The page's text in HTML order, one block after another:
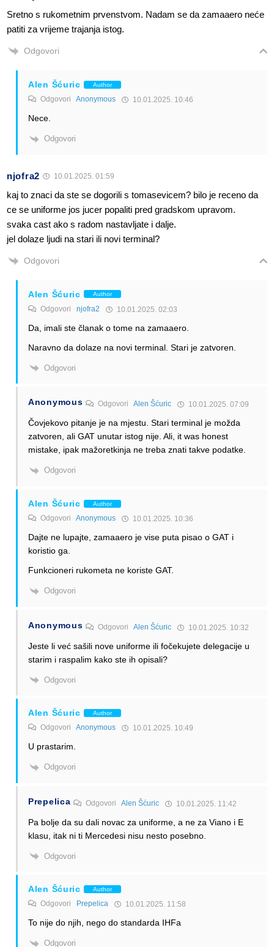
Sretno s rukometnim prvenstvom. Nadam se da zamaaero neće
patiti za vrijeme trajanja istog.
Odgovori
Alen Šćuric Author
Odgovori Anonymous 10.01.2025. 10:46
Nece.
Odgovori
njofra2 10.01.2025. 01:59
kaj to znaci da ste se dogorili s tomasevicem? bilo je receno da
ce se uniforme jos jucer popaliti pred gradskom upravom.
svaka cast ako s radom nastavljate i dalje.
jel dolaze ljudi na stari ili novi terminal?
Odgovori
Alen Šćuric Author
Odgovori njofra2 10.01.2025. 02:03
Da, imali ste članak o tome na zamaaero.
Naravno da dolaze na novi terminal. Stari je zatvoren.
Odgovori
Anonymous OdgovoriAlen Šćuric 10.01.2025. 07:09
Čovjekovo pitanje je na mjestu. Stari terminal je možda
zatvoren, ali GAT unutar istog nije. Ali, it was honest
mistake, ipak mažoretkinja ne treba znati takve podatke.
Odgovori
Alen Šćuric Author
Odgovori Anonymous 10.01.2025. 10:36
Dajte ne lupajte, zamaaero je vise puta pisao o GAT i
koristio ga.
Funkcioneri rukometa ne koriste GAT.
Odgovori
Anonymous OdgovoriAlen Šćuric 10.01.2025. 10:32
Jeste li već sašili nove uniforme ili fočekujete delegacije u
starim i raspalim kako ste ih opisali?
Odgovori
Alen Šćuric Author
Odgovori Anonymous 10.01.2025. 10:49
U prastarim.
Odgovori
Prepelica OdgovoriAlen Šćuric 10.01.2025. 11:42
Pa bolje da su dali novac za uniforme, a ne za Viano i E
klasu, itak ni ti Mercedesi nisu nesto posebno.
Odgovori
Alen Šćuric Author
Odgovori Prepelica 10.01.2025. 11:58
To nije do njih, nego do standarda IHFa
Odgovori